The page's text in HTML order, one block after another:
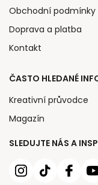
SLEDUJTE NÁS A
Obchodní podmínky
Doprava a platba
Kontakt
ČASTO HLEDANÉ
Kreativní průvodce
Magazín